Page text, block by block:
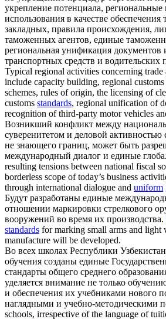
укрепление потенциала,
использования в качестве
закладных, правила происхождения,
таможенных агентов, единые
региональная унификация документов
транспортных средств и водительских
Typical regional activities concerning
include capacity building, regional customs
schemes, rules of origin, the licensing of
customs standards, regional unification of
recognition of third-party motor vehicles
Возникший конфликт между
суверенитетом и деловой активностью
не знающего границ, может быть
международный диалог и единые
resulting tensions between national fiscal
borderless scope of today’s business
through international dialogue and uniform
Будут разработаны единые
отношении маркировки стрелкового
вооружений во время их производства.
standards for marking small arms and light
manufacture will be developed.
Во всех школах Республики
обучения созданы единые
стандарты общего среднего
уделяется внимание не только
и обеспечения их учебниками нового
наглядными и учебно-методическими
schools, irrespective of the language of